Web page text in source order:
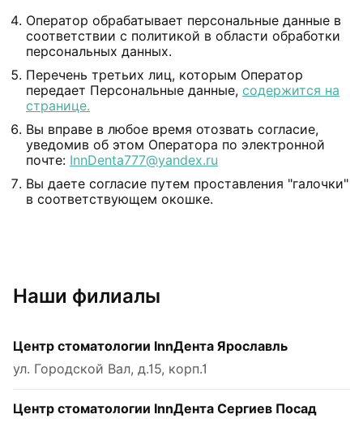
Оператор обрабатывает персональные данные в
соответствии с политикой в области обработки
персональных данных.
Перечень третьих лиц, которым Оператор
передает Персональные данные, содержится на
странице.
Вы вправе в любое время отозвать согласие,
уведомив об этом Оператора по электронной
почте: InnDenta777@yandex.ru
Вы даете согласие путем проставления "галочки"
в соответствующем окошке.
Наши филиалы
Центр стоматологии InnДента Ярославль
ул. Городской Вал, д.15, корп.1
Центр стоматологии InnДента Сергиев Посад